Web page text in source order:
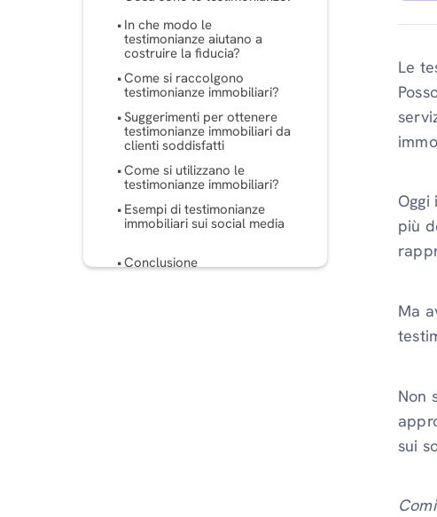
In che modo le
testimonianze aiutano a
costruire la fiducia?
Come si raccolgono
testimonianze immobiliari?
Suggerimenti per ottenere
testimonianze immobiliari da
clienti soddisfatti
Come si utilizzano le
testimonianze immobiliari?
Esempi di testimonianze
immobiliari sui social media
Conclusione
Le
più
Ma
Non
sui